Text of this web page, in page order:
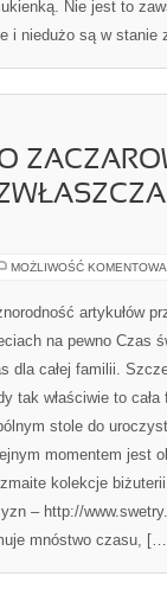
Nie jest to
i niedużo są w stanie
MOŻLIWOŚĆ
artykułów
na pewno Czas
dla całej familii.
tak właściwie to
stole do
momentem jest
kolekcje
– http://
mnóstwo czasu,